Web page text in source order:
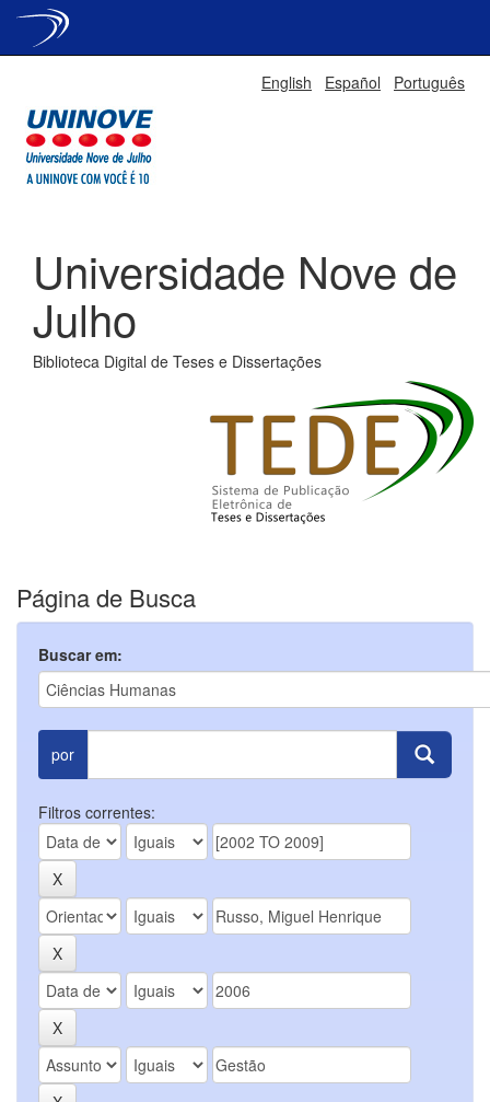
English Español Português
Universidade Nove de
Julho
Biblioteca Digital de Teses e Dissertações
Página de Busca
Buscar em:
por
Filtros correntes: